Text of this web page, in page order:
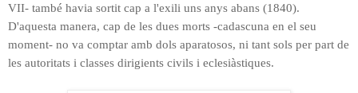
VII- també havia sortit cap a l'exili uns anys abans (1840).
D'aquesta manera, cap de les dues morts -cadascuna en el seu
moment- no va comptar amb dols aparatosos, ni tant sols per part de
les autoritats i classes dirigients civils i eclesiàstiques.